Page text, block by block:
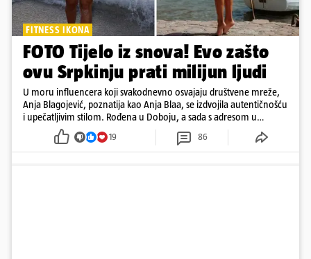
FITNESS IKONA
FOTO Tijelo iz snova! Evo zašto
ovu Srpkinju prati milijun ljudi
U moru influencera koji svakodnevno osvajaju društvene mreže,
Anja Blagojević, poznatija kao Anja Blaa, se izdvojila autentičnošću
i upečatljivim stilom. Rođena u Doboju, a sada s adresom u
Dubaiju, Anja je spoj glamura, discipline i mladenačke energije
19 86